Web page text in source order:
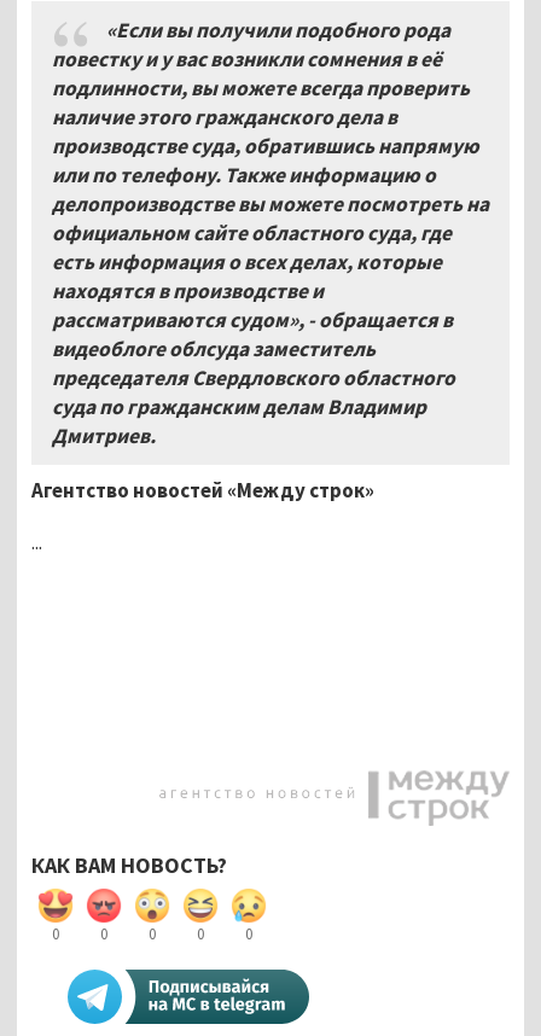
«Если вы получили подобного рода
повестку и у вас возникли сомнения в её
подлинности, вы можете всегда проверить
наличие этого гражданского дела в
производстве суда, обратившись напрямую
или по телефону. Также информацию о
делопроизводстве вы можете посмотреть на
официальном сайте областного суда, где
есть информация о всех делах, которые
находятся в производстве и
рассматриваются судом», - обращается в
видеоблоге облсуда заместитель
председателя Свердловского областного
суда по гражданским делам Владимир
Дмитриев.
Агентство новостей «Между строк»
...
КАК ВАМ НОВОСТЬ?
0 0 0 0 0